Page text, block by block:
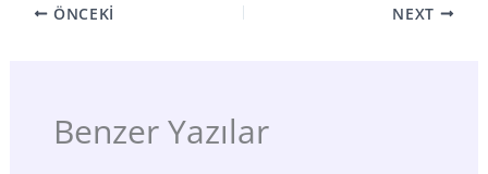
ÖNCEKI NEXT
Benzer Yazılar